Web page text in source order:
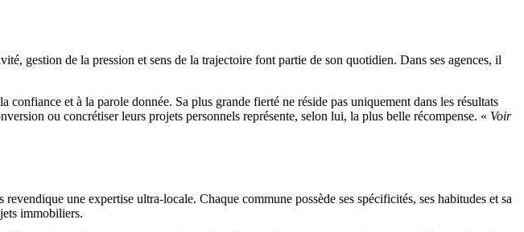
gestion de la pression et sens de la trajectoire font partie de son quotidien. Dans ses agences, il
et à la parole donnée. Sa plus grande fierté ne réside pas uniquement dans les résultats
ou concrétiser leurs projets personnels représente, selon lui, la plus belle récompense. « Voir
une expertise ultra-locale. Chaque commune possède ses spécificités, ses habitudes et sa
immobiliers.